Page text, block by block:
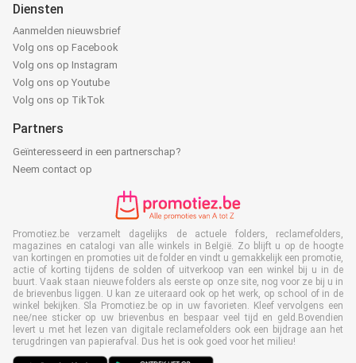
Diensten
Aanmelden nieuwsbrief
Volg ons op Facebook
Volg ons op Instagram
Volg ons op Youtube
Volg ons op TikTok
Partners
Geïnteresseerd in een partnerschap?
Neem contact op
Promotiez.be verzamelt dagelijks de actuele folders, reclamefolders,
magazines en catalogi van alle winkels in België. Zo blijft u op de hoogte
van kortingen en promoties uit de folder en vindt u gemakkelijk een promotie,
actie of korting tijdens de solden of uitverkoop van een winkel bij u in de
buurt. Vaak staan nieuwe folders als eerste op onze site, nog voor ze bij u in
de brievenbus liggen. U kan ze uiteraard ook op het werk, op school of in de
winkel bekijken. Sla Promotiez.be op in uw favorieten. Kleef vervolgens een
nee/nee sticker op uw brievenbus en bespaar veel tijd en geld.Bovendien
levert u met het lezen van digitale reclamefolders ook een bijdrage aan het
terugdringen van papierafval. Dus het is ook goed voor het milieu!